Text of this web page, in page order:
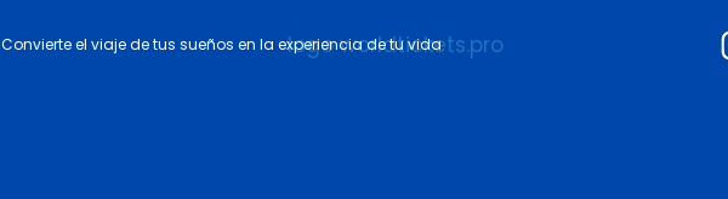
Convierte el viaje de tus sueños en la experiencia de tu vida